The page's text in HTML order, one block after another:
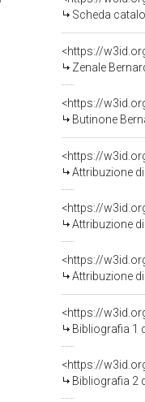
Scheda
<https://
Zenale
<https://
Butinone
Attribuzione
<https://
Attribuzione di
<https://
Attribuzione di
<https://
Bibliografia 1
<https://
Bibliografia 2